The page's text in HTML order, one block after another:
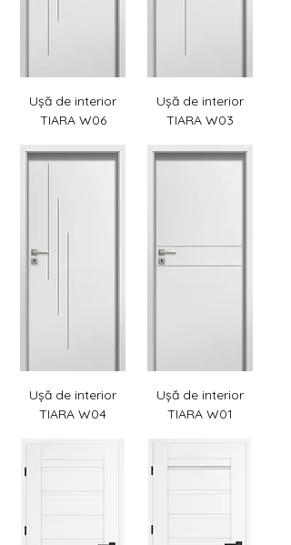
Ușă de interior
TIARA W06
Ușă de interior
TIARA W03
Ușă de interior
TIARA W04
Ușă de interior
TIARA W01